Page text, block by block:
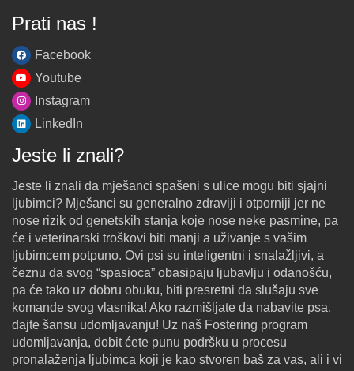
Prati nas !
Facebook
Youtube
Instagram
LinkedIn
Jeste li znali?
Jeste li znali da mješanci spašeni s ulice mogu biti sjajni
ljubimci? Mješanci su generalno zdraviji i otporniji jer ne
nose rizik od genetskih stanja koje nose neke pasmine, pa
će i veterinarski troškovi biti manji a uživanje s vašim
ljubimcem potpuno. Ovi psi su inteligentni i snalažljivi, a
čeznu da svog “spasioca” obasipaju ljubavlju i odanošću,
pa će tako uz dobru obuku, biti presretni da slušaju sve
komande svog vlasnika! Ako razmišljate da nabavite psa,
dajte šansu udomljavanju! Uz naš Fostering program
udomljavanja, dobit ćete punu podršku u procesu
pronalaženja ljubimca koji je kao stvoren baš za vas, ali i vi